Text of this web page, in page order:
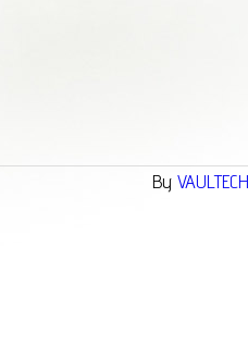
By VAULTECH